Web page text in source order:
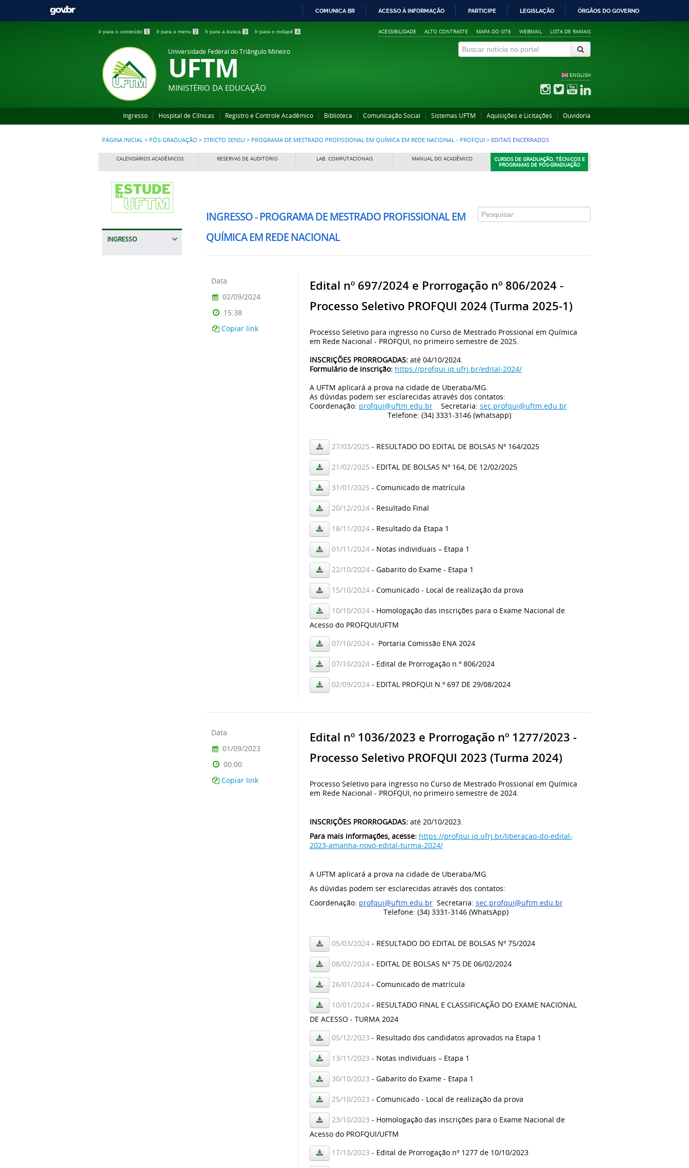
COMUNICA BR ACESSO À INFORMAÇÃO PARTICIPE LEGISLAÇÃO ÓRGÃOS DO GOVERNO
Ir para o conteúdo 1 Ir para o menu 2 Ir para a busca 3 Ir para o rodapé 4 ACESSIBILIDADE ALTO CONTRASTE MAPA DO SITE WEBMAIL LISTA DE RAMAIS
Universidade Federal do Triângulo Mineiro
UFTM
MINISTÉRIO DA EDUCAÇÃO
ENGLISH
Ingresso Hospital de Clínicas Registro e Controle Acadêmico Biblioteca Comunicação Social Sistemas UFTM Aquisições e Licitações Ouvidoria
PÁGINA INICIAL > PÓS-GRADUAÇÃO > STRICTO SENSU > PROGRAMA DE MESTRADO PROFISSIONAL EM QUÍMICA EM REDE NACIONAL - PROFQUI > EDITAIS ENCERRADOS
CALENDÁRIOS ACADÊMICOS RESERVAS DE AUDITÓRIO LAB. COMPUTACIONAIS MANUAL DO ACADÊMICO
CURSOS DE GRADUAÇÃO, TÉCNICOS E
PROGRAMAS DE PÓS-GRADUAÇÃO
INGRESSO